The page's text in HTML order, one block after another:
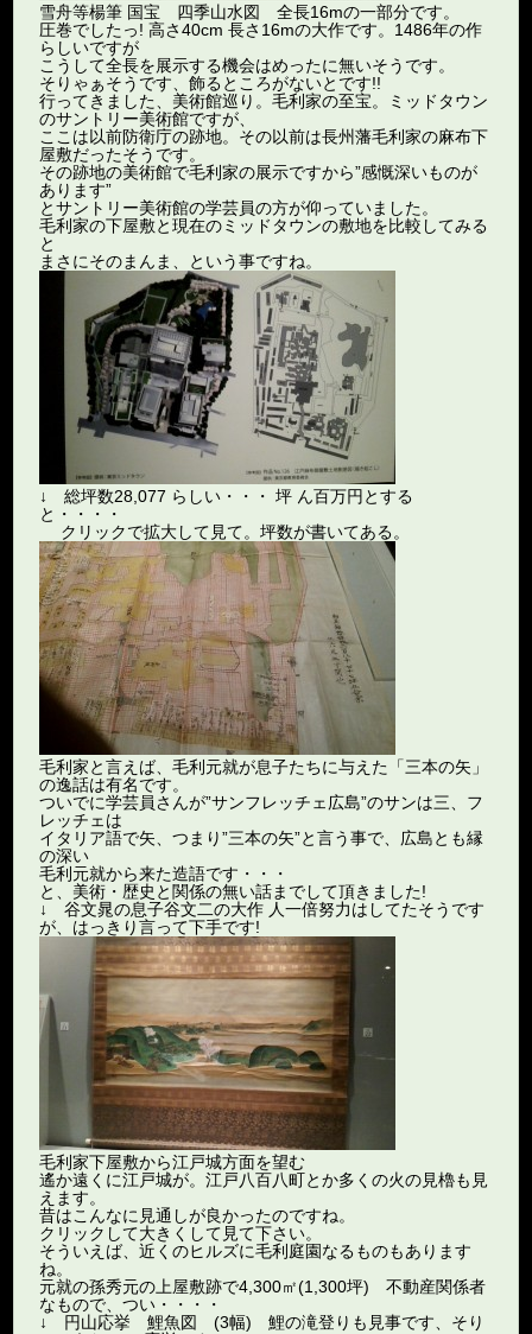
雪舟等楊筆 国宝 四季山水図 全長16mの一部分です。
圧巻でしたっ! 高さ40cm 長さ16mの大作です。1486年の作
らしいですが
こうして全長を展示する機会はめったに無いそうです。
そりゃぁそうです、飾るところがないとです!!
行ってきました、美術館巡り。毛利家の至宝。ミッドタウン
のサントリー美術館ですが、
ここは以前防衛庁の跡地。その以前は長州藩毛利家の麻布下
屋敷だったそうです。
その跡地の美術館で毛利家の展示ですから”感慨深いものが
あります”
とサントリー美術館の学芸員の方が仰っていました。
毛利家の下屋敷と現在のミッドタウンの敷地を比較してみる
と
まさにそのまんま、という事ですね。
↓ 総坪数28,077 らしい・・・ 坪 ん百万円とする
と・・・・
クリックで拡大して見て。坪数が書いてある。
毛利家と言えば、毛利元就が息子たちに与えた「三本の矢」
の逸話は有名です。
ついでに学芸員さんが”サンフレッチェ広島”のサンは三、フ
レッチェは
イタリア語で矢、つまり”三本の矢”と言う事で、広島とも縁
の深い
毛利元就から来た造語です・・・
と、美術・歴史と関係の無い話までして頂きました!
↓ 谷文晁の息子谷文二の大作 人一倍努力はしてたそうです
が、はっきり言って下手です!
毛利家下屋敷から江戸城方面を望む
遙か遠くに江戸城が。江戸八百八町とか多くの火の見櫓も見
えます。
昔はこんなに見通しが良かったのですね。
クリックして大きくして見て下さい。
そういえば、近くのヒルズに毛利庭園なるものもあります
ね。
元就の孫秀元の上屋敷跡で4,300㎡(1,300坪) 不動産関係者
なもので、つい・・・・
↓ 円山応挙 鯉魚図 (3幅) 鯉の滝登りも見事です、そり